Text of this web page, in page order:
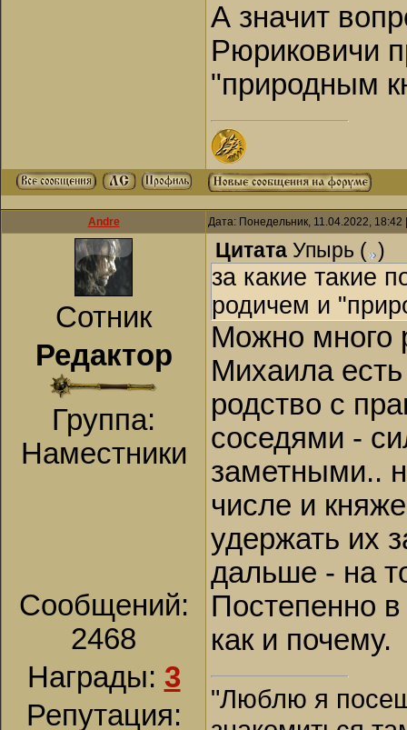
А значит
Рюриковичи
"природным
Andre Дата: Понедельник, 11.04.2022,
Сотник
Редактор
Группа:
Наместники
Сообщений:
2468
Награды: 3
Репутация:
Цитата Упырь ( )
за какие такие
родичем и
Можно много
Михаила
родство с
соседями -
заметными..
числе и
удержать их
дальше - на
Постепенно в
как и почему.
"Люблю я